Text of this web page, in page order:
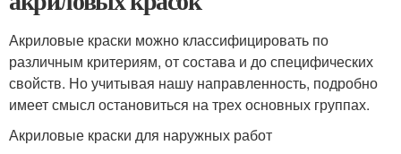
Акриловые краски можно классифицировать по
различным критериям, от состава и до специфических
свойств. Но учитывая нашу направленность, подробно
имеет смысл остановиться на трех основных группах.
Акриловые краски для наружных работ